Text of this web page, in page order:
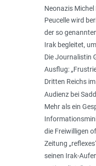
Neonazis Michel
Peucelle wird
der so
Irak begleitet,
Die Journalistin
Ausflug: „
Dritten Reichs
Audienz bei
Mehr als ein
die Freiwilligen
Zeitung
seinen Irak-